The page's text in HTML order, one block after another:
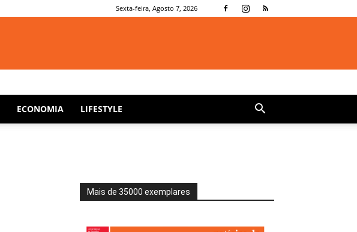
Sexta-feira, Agosto 7, 2026
ECONOMIA LIFESTYLE
Mais de 35000 exemplares